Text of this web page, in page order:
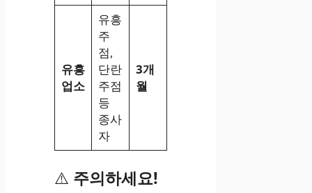
유흥
업소
유흥
주
점,
단란
주점
등
종사
자
3개
월
⚠️ 주의하세요!